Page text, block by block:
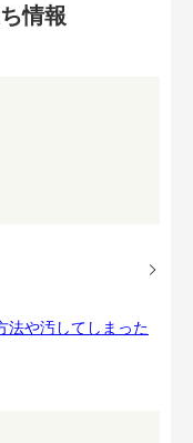
情報
法や汚してしまった